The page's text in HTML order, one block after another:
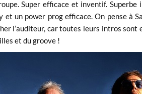
Super efficace et inventif.
et un power prog efficace. On pense à
l’auditeur, car toutes leurs intros sont
et du groove !